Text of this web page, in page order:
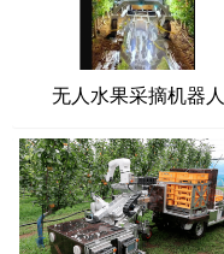
无人水果采摘机器人